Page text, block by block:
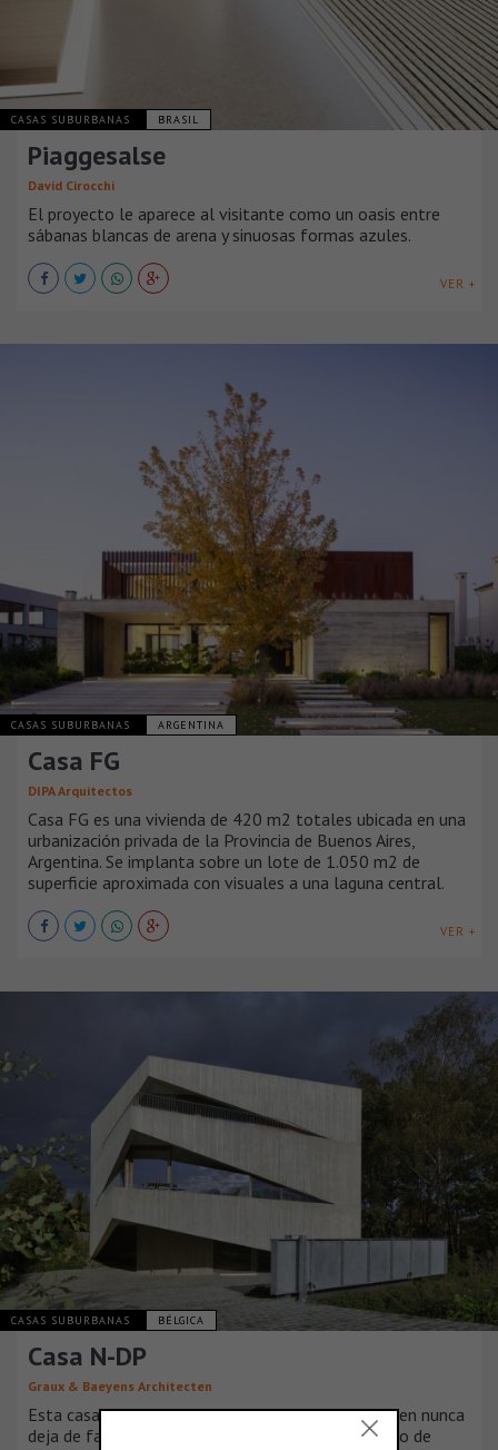
CASAS SUBURBANAS BRASIL
Piaggesalse
David Cirocchi
El proyecto le aparece al visitante como un oasis entre
sábanas blancas de arena y sinuosas formas azules.
VER +
CASAS SUBURBANAS ARGENTINA
Casa FG
DIPA Arquitectos
Casa FG es una vivienda de 420 m2 totales ubicada en una
urbanización privada de la Provincia de Buenos Aires,
Argentina. Se implanta sobre un lote de 1.050 m2 de
superficie aproximada con visuales a una laguna central.
VER +
CASAS SUBURBANAS BÉLGICA
Casa N-DP
Graux & Baeyens Architecten
Esta casa a lo largo de Leuvense Vaart en Mechelen nunca
deja de fascinar. Un juego aparentemente aleatorio de